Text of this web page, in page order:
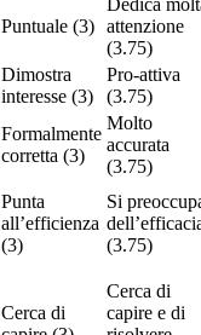
Puntuale (3) attenzione
(3.75)
Dimostra
interesse (3)
Pro-attiva
(3.75)
Formalmente
corretta (3)
Molto
accurata
(3.75)
Punta
all’efficienza
(3)
Si
(3.75)
Cerca di
Cerca di
capire e di